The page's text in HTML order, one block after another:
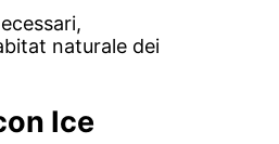
naturale dei
Ice